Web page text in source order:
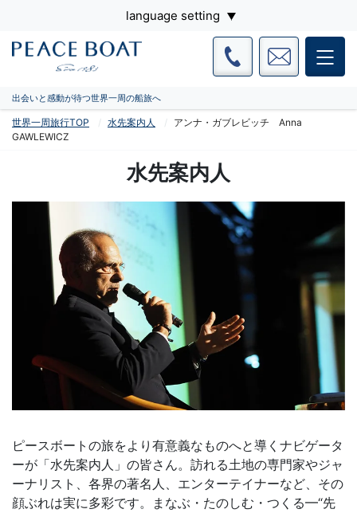
language setting
出会いと感動が待つ世界一周の船旅へ
世界一周旅行TOP 水先案内人
アンナ・ガブレビッチ Anna
GAWLEWICZ
水先案内人
ピースボートの旅をより有意義なものへと導くナビゲータ
ーが「水先案内人」の皆さん。訪れる土地の専門家やジャ
ーナリスト、各界の著名人、エンターテイナーなど、その
顔ぶれは実に多彩です。まなぶ・たのしむ・つくる━“先